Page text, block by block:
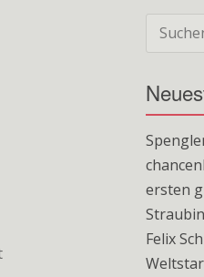
nach:
ersten
Felix